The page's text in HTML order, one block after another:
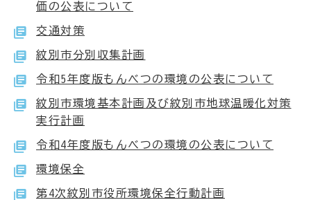
価の公表について
交通対策
紋別市分別収集計画
令和5年度版もんべつの環境の公表について
紋別市環境基本計画及び紋別市地球温暖化対策
実行計画
令和4年度版もんべつの環境の公表について
環境保全
第4次紋別市役所環境保全行動計画